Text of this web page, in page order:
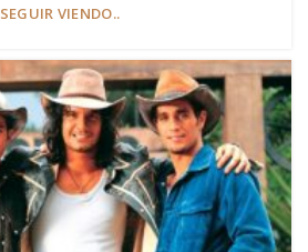
SEGUIR VIENDO..